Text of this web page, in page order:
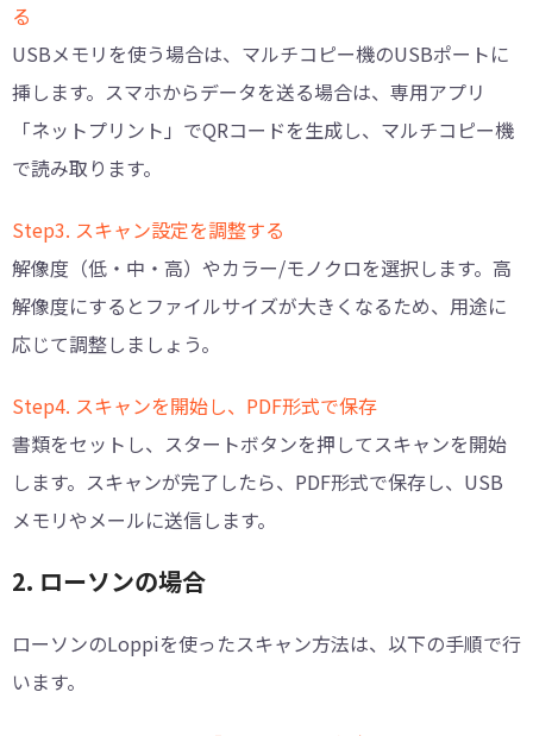
る
USBメモリを使う場合は、マルチコピー機のUSBポートに
挿します。スマホからデータを送る場合は、専用アプリ
「ネットプリント」でQRコードを生成し、マルチコピー機
で読み取ります。
Step3. スキャン設定を調整する
解像度（低・中・高）やカラー/モノクロを選択します。高
解像度にするとファイルサイズが大きくなるため、用途に
応じて調整しましょう。
Step4. スキャンを開始し、PDF形式で保存
書類をセットし、スタートボタンを押してスキャンを開始
します。スキャンが完了したら、PDF形式で保存し、USB
メモリやメールに送信します。
2. ローソンの場合
ローソンのLoppiを使ったスキャン方法は、以下の手順で行
います。